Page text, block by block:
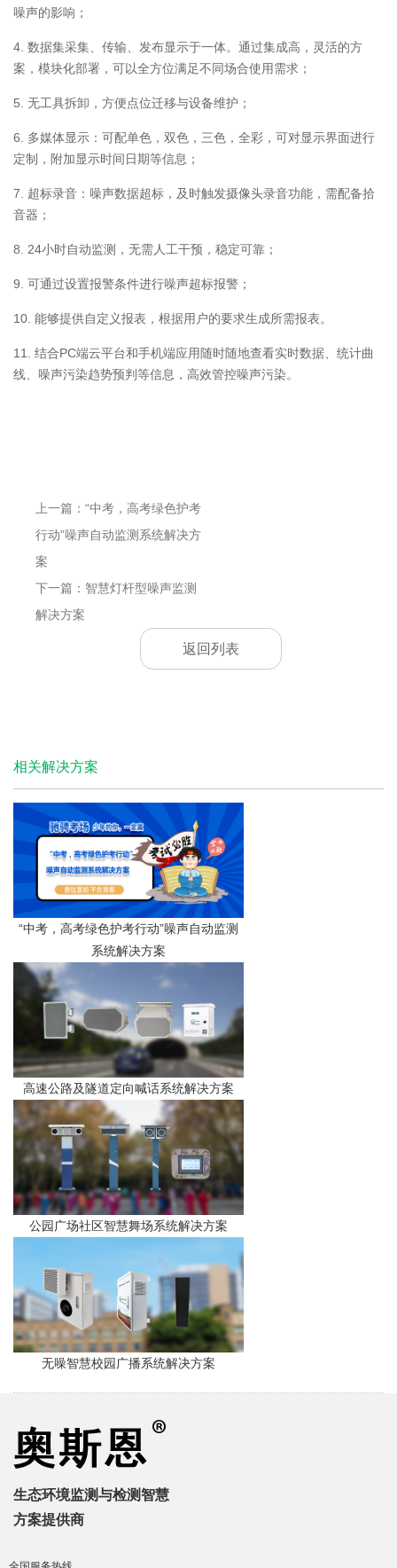
噪声的影响；
4. 数据集采集、传输、发布显示于一体。通过集成高，灵活的方
案，模块化部署，可以全方位满足不同场合使用需求；
5. 无工具拆卸，方便点位迁移与设备维护；
6. 多媒体显示：可配单色，双色，三色，全彩，可对显示界面进行
定制，附加显示时间日期等信息；
7. 超标录音：噪声数据超标，及时触发摄像头录音功能，需配备拾
音器；
8. 24小时自动监测，无需人工干预，稳定可靠；
9. 可通过设置报警条件进行噪声超标报警；
10. 能够提供自定义报表，根据用户的要求生成所需报表。
11. 结合PC端云平台和手机端应用随时随地查看实时数据、统计曲
线、噪声污染趋势预判等信息，高效管控噪声污染。
上一篇：“中考，高考绿色护考
行动”噪声自动监测系统解决方
案
下一篇：智慧灯杆型噪声监测
解决方案
返回列表
相关解决方案
“中考，高考绿色护考行动”噪声自动监测
系统解决方案
高速公路及隧道定向喊话系统解决方案
公园广场社区智慧舞场系统解决方案
无噪智慧校园广播系统解决方案
生态环境监测与检测智慧
方案提供商